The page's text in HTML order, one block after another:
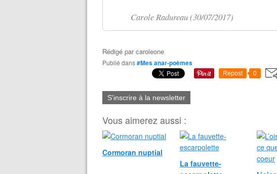
Carole Radureau (30/07/2017)
Rédigé parcaroleone
Publié dans#Mes anar-poèmes
Repost 0
S'inscrire à la newsletter
Vous aimerez aussi :
Cormoran nuptial
La fauvette-